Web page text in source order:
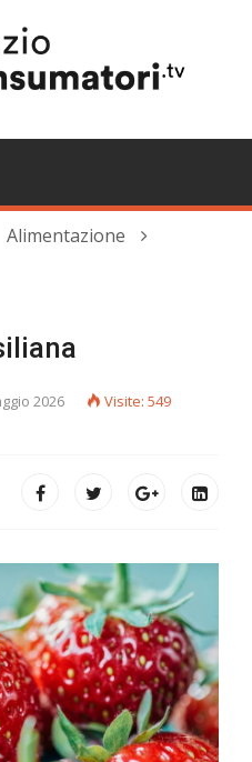
Alimentazione
2026 Visite: 549